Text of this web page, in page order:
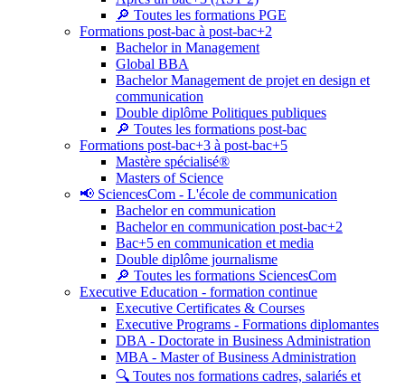
🔎 Toutes les formations PGE
Formations post-bac à post-bac+2
Bachelor in Management
Global BBA
Bachelor Management de projet en design et
communication
Double diplôme Politiques publiques
🔎 Toutes les formations post-bac
Formations post-bac+3 à post-bac+5
Mastère spécialisé®
Masters of Science
📢 SciencesCom - L'école de communication
Bachelor en communication
Bachelor en communication post-bac+2
Bac+5 en communication et media
Double diplôme journalisme
🔎 Toutes les formations SciencesCom
Executive Education - formation continue
Executive Certificates & Courses
Executive Programs - Formations diplomantes
DBA - Doctorate in Business Administration
MBA - Master of Business Administration
🔍 Toutes nos formations cadres, salariés et